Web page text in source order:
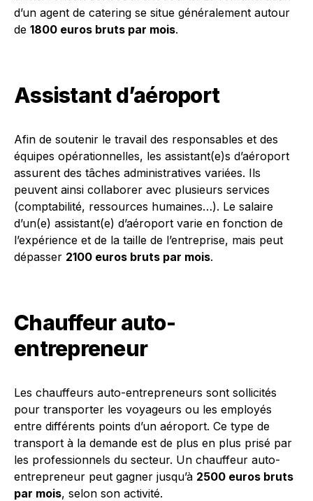
d’un agent de catering se situe généralement autour
de 1800 euros bruts par mois.
Assistant d’aéroport
Afin de soutenir le travail des responsables et des
équipes opérationnelles, les assistant(e)s d’aéroport
assurent des tâches administratives variées. Ils
peuvent ainsi collaborer avec plusieurs services
(comptabilité, ressources humaines…). Le salaire
d’un(e) assistant(e) d’aéroport varie en fonction de
l’expérience et de la taille de l’entreprise, mais peut
dépasser 2100 euros bruts par mois.
Chauffeur auto-
entrepreneur
Les chauffeurs auto-entrepreneurs sont sollicités
pour transporter les voyageurs ou les employés
entre différents points d’un aéroport. Ce type de
transport à la demande est de plus en plus prisé par
les professionnels du secteur. Un chauffeur auto-
entrepreneur peut gagner jusqu’à 2500 euros bruts
par mois, selon son activité.